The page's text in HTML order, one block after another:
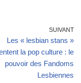
SUIVANT
Les « lesbian stans »
la pop culture : le
pouvoir des Fandoms
Lesbiennes